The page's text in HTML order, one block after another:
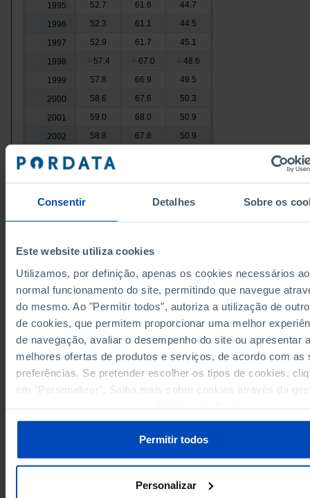
Consentir Detalhes Sobre os
Este website utiliza cookies
Utilizamos, por definição, apenas os cookies necessários ao
normal funcionamento do site, permitindo que navegue
do mesmo. Ao "Permitir todos", autoriza a utilização de
de cookies, que permitem proporcionar uma melhor
de navegação, avaliar o desempenho do site ou apresentar
melhores ofertas de produtos e serviços, de acordo com as
preferências. Se pretender escolher os tipos de cookies,
em "Personalizar". Saiba mais sobre cookies através da
Permitir todos
Personalizar
1995
52.7 61.6
44.7
1996
52.3 61.1
44.5
1997
52.9 61.7
45.1
1998
57.4 67.0
48.6
1999
57.8 66.9
49.5
2000
58.6 67.6
50.3
2001
59.0 68.0
50.9
2002
58.8 67.6
50.9
2003
58.0
2008
57.4 64.5
2010
60.7
49.2
2011
┴50.2 ┴55.6 ┴45.3
2012
48.0 52.5
44.0
2013
47.3 51.4
43.6
2014
48.9 53.1
45.1
2015
50.0 54.3
46.3
58.8
50.3
58.4
50.6
Last updated: 2026-03-12
RELATED
Employment: total and by sex in Portugal